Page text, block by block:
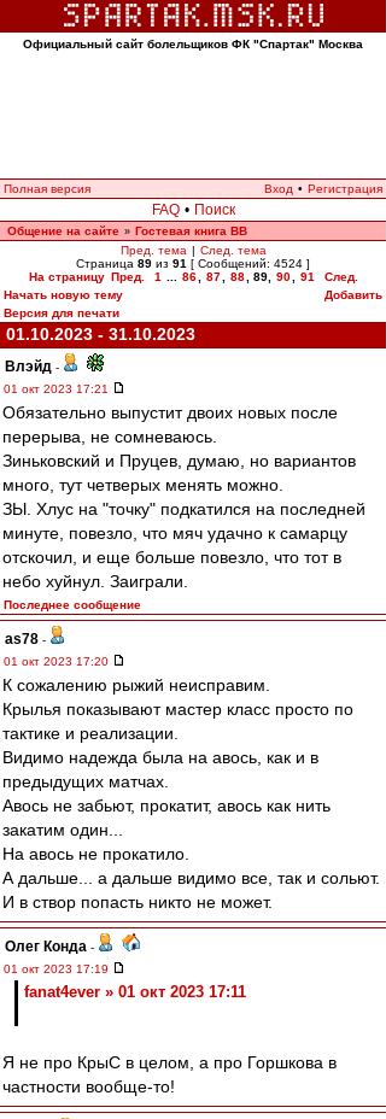
Официальный сайт болельщиков ФК "Спартак" Москва
Полная версия Вход • Регистрация
FAQ • Поиск
Общение на сайте » Гостевая книга ВВ
Пред. тема | След. тема
Страница 89 из 91 [ Сообщений: 4524 ]
На страницу Пред. 1 86 87 88 89, 90 91
След.
Начать новую тему
Добавить
Версия для печати
01.10.2023 - 31.10.2023
Влэйд -
01 окт 2023 17:21
Обязательно выпустит двоих новых после
перерыва, не сомневаюсь.
Зиньковский и Пруцев, думаю, но вариантов
много, тут четверых менять можно.
ЗЫ. Хлус на "точку" подкатился на последней
минуте, повезло, что мяч удачно к самарцу
отскочил, и еще больше повезло, что тот в
небо хуйнул. Заиграли.
Последнее сообщение
as78 -
01 окт 2023 17:20
К сожалению рыжий неисправим.
Крылья показывают мастер класс просто по
тактике и реализации.
Видимо надежда была на авось, как и в
предыдущих матчах.
Авось не забьют, прокатит, авось как нить
закатим один...
На авось не прокатило.
А дальше... а дальше видимо все, так и сольют.
И в створ попасть никто не может.
Олег Конда -
01 окт 2023 17:19
fanat4ever » 01 окт 2023 17:11
Я не про КрыС в целом, а про Горшкова в
частности вообще-то!